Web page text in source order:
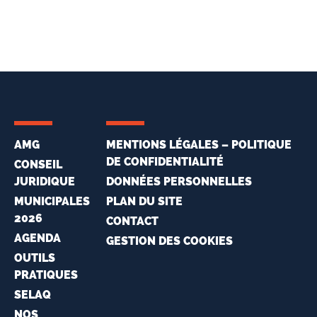
AMG
CONSEIL
JURIDIQUE
MUNICIPALES
2026
AGENDA
OUTILS
PRATIQUES
SELAQ
NOS
MENTIONS LÉGALES – POLITIQUE
DE CONFIDENTIALITÉ
DONNÉES PERSONNELLES
PLAN DU SITE
CONTACT
GESTION DES COOKIES